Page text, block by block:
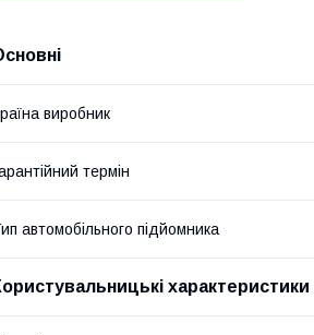
виробник
термін
автомобільного підйомника
характеристики